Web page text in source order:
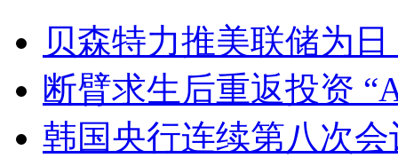
贝森特力推美联储为
断臂求生后重返投资
韩国央行连续第八次